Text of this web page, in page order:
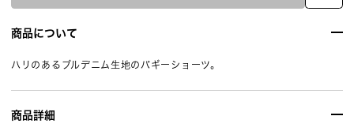
商品について
ハリのあるブルデニム生地のバギーショーツ。
商品詳細